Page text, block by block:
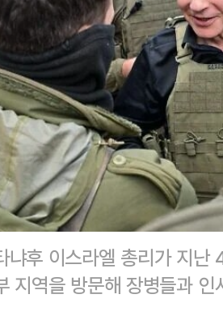
냐후 이스라엘 총리가 지
지역을 방문해 장병들과